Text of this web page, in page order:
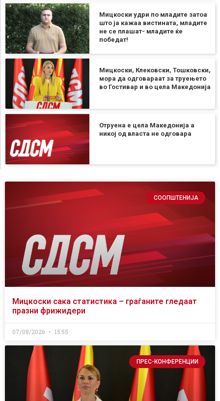
Мицкоски удри по младите затоа
што ја кажаа вистината, младите
не се плашат- младите ќе
победат!
Мицкоски, Клековски, Тошковски,
мора да одговараат за труењето
во Гостивар и во цела Македонија
Отруена е цела Македонија а
никој од власта не одговара
СООПШТЕНИЈА
Мицкоски сака статистика – граѓаните гледаат
празни фрижидери
07/08/2026 15:55
ПРЕС-КОНФЕРЕНЦИИ